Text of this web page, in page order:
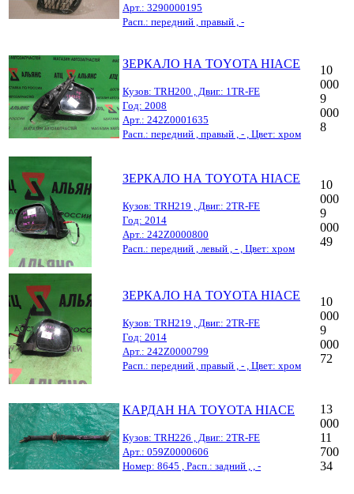
Арт.: 3290000195
Расп.: передний , правый , -
ЗЕРКАЛО НА TOYOTA HIACE
Кузов: TRH200 , Двиг.: 1TR-FE
Год: 2008
Арт.: 242Z0001635
Расп.: передний , правый , - , Цвет: хром
10
000
9
000
8
ЗЕРКАЛО НА TOYOTA HIACE
Кузов: TRH219 , Двиг.: 2TR-FE
Год: 2014
Арт.: 242Z0000800
Расп.: передний , левый , - , Цвет: хром
10
000
9
000
49
ЗЕРКАЛО НА TOYOTA HIACE
Кузов: TRH219 , Двиг.: 2TR-FE
Год: 2014
Арт.: 242Z0000799
Расп.: передний , правый , - , Цвет: хром
10
000
9
000
72
КАРДАН НА TOYOTA HIACE
Кузов: TRH226 , Двиг.: 2TR-FE
Арт.: 059Z0000606
Номер: 8645 , Расп.: задний , , -
13
000
11
700
34